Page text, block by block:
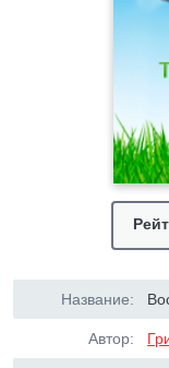
Название:
Автор: